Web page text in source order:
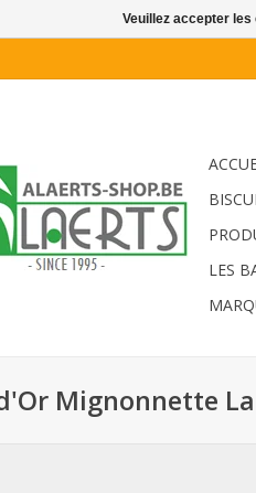
LES
Mignonnette
Veuillez accepter